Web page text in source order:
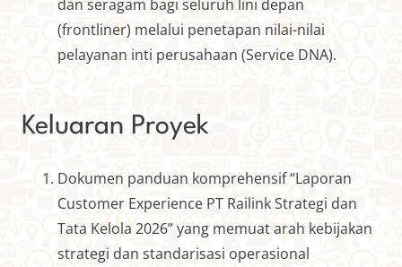
dan seragam bagi seluruh lini depan
(frontliner) melalui penetapan nilai-nilai
pelayanan inti perusahaan (Service DNA).
Keluaran Proyek
Dokumen panduan komprehensif “Laporan
Customer Experience PT Railink Strategi dan
Tata Kelola 2026” yang memuat arah kebijakan
strategi dan standarisasi operasional